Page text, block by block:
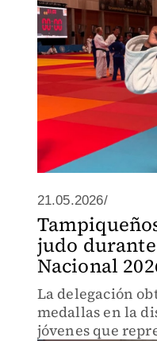
21.05.2026/
judo
Nacional
La delegación
medallas en la
jóvenes que